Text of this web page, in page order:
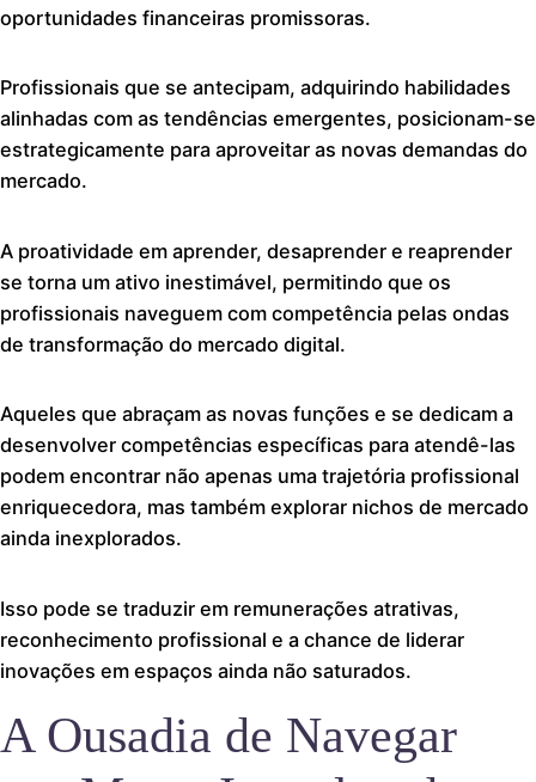
oportunidades financeiras promissoras.
Profissionais que se antecipam, adquirindo habilidades
alinhadas com as tendências emergentes, posicionam-se
estrategicamente para aproveitar as novas demandas do
mercado.
A proatividade em aprender, desaprender e reaprender
se torna um ativo inestimável, permitindo que os
profissionais naveguem com competência pelas ondas
de transformação do mercado digital.
Aqueles que abraçam as novas funções e se dedicam a
desenvolver competências específicas para atendê-las
podem encontrar não apenas uma trajetória profissional
enriquecedora, mas também explorar nichos de mercado
ainda inexplorados.
Isso pode se traduzir em remunerações atrativas,
reconhecimento profissional e a chance de liderar
inovações em espaços ainda não saturados.
A Ousadia de Navegar